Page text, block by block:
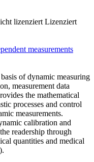
lizenziert Lizenziert
measurements
of dynamic measuring
measurement data
the mathematical
processes and control
measurements.
calibration and
readership through
quantities and medical